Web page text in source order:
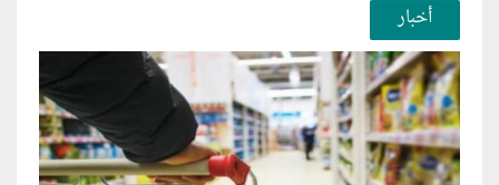
أخبار